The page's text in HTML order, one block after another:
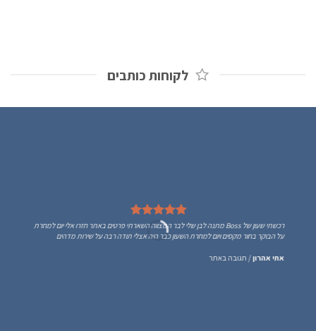
לקוחות כותבים
רכשתי שעון של Boss מתנה לבן שלי לבר המצווה השארתי פרטים באתר חזרו אלי יום למחרת
על הבוקר בחור מקסים ויום למחרת השעון כבר היה אצלי תודה רבה על שירות מדהים
אתי אהרון/ תגובה באתר